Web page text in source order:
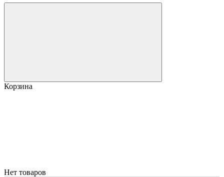
Корзина
Нет товаров